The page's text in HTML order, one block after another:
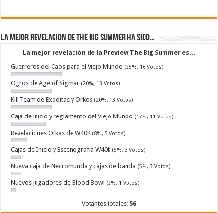
La mejor revelacion de The Big Summer ha sido…
La mejor revelación de la Preview The Big Summer es...
Guerreros del Caos para el Viejo Mundo (25%, 16 Votos)
Ogros de Age of Sigmar (20%, 13 Votos)
Kill Team de Exoditas y Orkos (20%, 13 Votos)
Caja de inicio y reglamento del Viejo Mundo (17%, 11 Votos)
Revelaciones Orkas de W40K (8%, 5 Votos)
Cajas de Inicio y Escenografia W40k (5%, 3 Votos)
Nueva caja de Necromunda y cajas de banda (5%, 3 Votos)
Nuevos jugadores de Blood Bowl (2%, 1 Votos)
Votantes totales: 56